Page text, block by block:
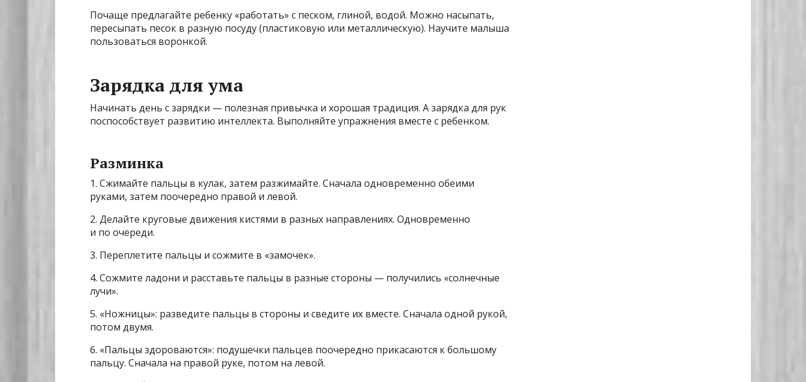
Почаще предлагайте ребенку «работать» с песком, глиной, водой. Можно насыпать,
пересыпать песок в разную посуду (пластиковую или металлическую). Научите малыша
пользоваться воронкой.
Зарядка для ума
Начинать день с зарядки — полезная привычка и хорошая традиция. А зарядка для рук
поспособствует развитию интеллекта. Выполняйте упражнения вместе с ребенком.
Разминка
1. Сжимайте пальцы в кулак, затем разжимайте. Сначала одновременно обеими
руками, затем поочередно правой и левой.
2. Делайте круговые движения кистями в разных направлениях. Одновременно
и по очереди.
3. Переплетите пальцы и сожмите в «замочек».
4. Сожмите ладони и расставьте пальцы в разные стороны — получились «солнечные
лучи».
5. «Ножницы»: разведите пальцы в стороны и сведите их вместе. Сначала одной рукой,
потом двумя.
6. «Пальцы здороваются»: подушечки пальцев поочередно прикасаются к большому
пальцу. Сначала на правой руке, потом на левой.